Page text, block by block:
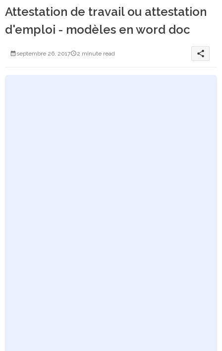
Attestation de travail ou attestation
d'emploi - modèles en word doc
septembre 26, 2017 2 minute read share